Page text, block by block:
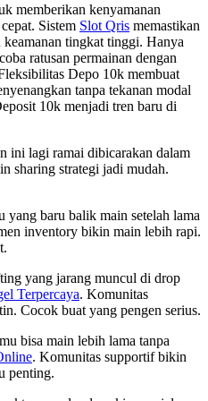
memberikan kenyamanan
Sistem Slot Qris memastikan
keamanan tingkat tinggi. Hanya
ratusan permainan dengan
Depo 10k membuat
tanpa tekanan modal
10k menjadi tren baru di
ini lagi ramai dibicarakan dalam
sharing strategi jadi mudah.
baru balik main setelah lama
inventory bikin main lebih rapi.
yang jarang muncul di drop
Terpercaya. Komunitas
Cocok buat yang pengen serius.
bisa main lebih lama tanpa
. Komunitas supportif bikin
penting.